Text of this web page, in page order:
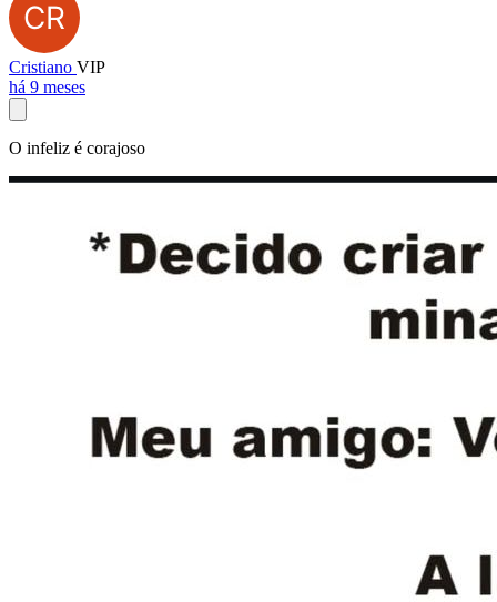
Cristiano VIP
há 9 meses
O infeliz é corajoso